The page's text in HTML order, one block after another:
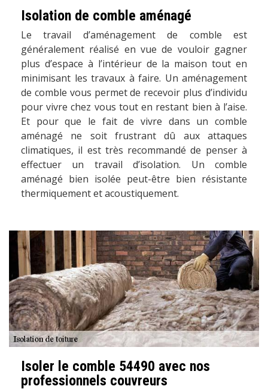
Isolation de comble aménagé
Le travail d’aménagement de comble est
généralement réalisé en vue de vouloir gagner
plus d’espace à l’intérieur de la maison tout en
minimisant les travaux à faire. Un aménagement
de comble vous permet de recevoir plus d’individu
pour vivre chez vous tout en restant bien à l’aise.
Et pour que le fait de vivre dans un comble
aménagé ne soit frustrant dû aux attaques
climatiques, il est très recommandé de penser à
effectuer un travail d’isolation. Un comble
aménagé bien isolée peut-être bien résistante
thermiquement et acoustiquement.
Isoler le comble 54490 avec nos
professionnels couvreurs